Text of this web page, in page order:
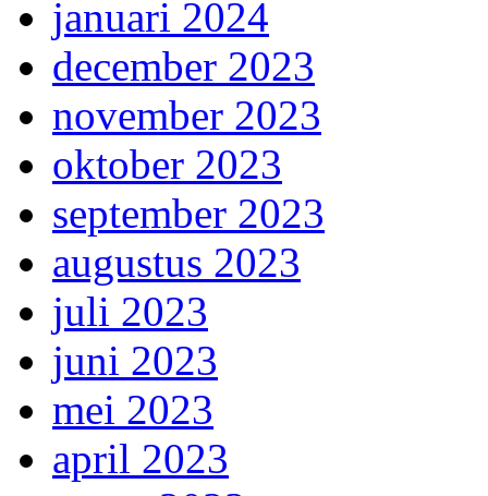
januari 2024
december 2023
november 2023
oktober 2023
september 2023
augustus 2023
juli 2023
juni 2023
mei 2023
april 2023